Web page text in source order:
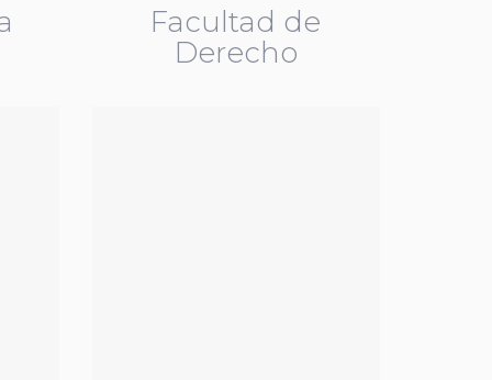
Facultad de
Derecho